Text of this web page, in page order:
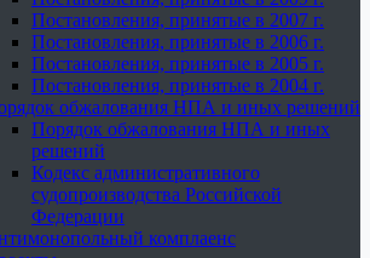
Постановления, принятые в 2007 г.
Постановления, принятые в 2006 г.
Постановления, принятые в 2005 г.
Постановления, принятые в 2004 г.
обжалования НПА и иных решений
Порядок обжалования НПА и иных
решений
Кодекс административного
судопроизводства Российской
Федерации
комплаенс